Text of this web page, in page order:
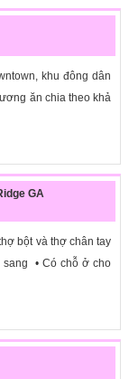
khu đông dân
ăn chia theo khả
GA
bột và thợ chân tay
• Có chỗ ở cho